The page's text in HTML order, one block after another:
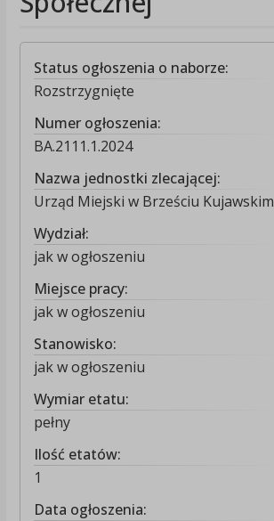
Status ogłoszenia o naborze:
Rozstrzygnięte
Numer ogłoszenia:
BA.2111.1.2024
Nazwa jednostki zlecającej:
Urząd Miejski w Brześciu Kujawskim
Wydział:
jak w ogłoszeniu
Miejsce pracy:
jak w ogłoszeniu
Stanowisko:
jak w ogłoszeniu
Wymiar etatu:
pełny
Ilość etatów:
1
Data ogłoszenia: